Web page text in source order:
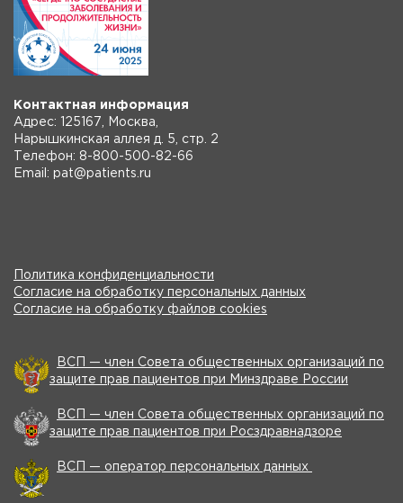
Контактная информация
Адрес: 125167, Москва,
Нарышкинская аллея д. 5, стр. 2
Телефон: 8-800-500-82-66
Email: pat@patients.ru
Политика конфиденциальности
Согласие на обработку персональных данных
Согласие на обработку файлов cookies
ВСП — член Совета общественных организаций по
защите прав пациентов при Минздраве России
ВСП — член Совета общественных организаций по
защите прав пациентов при Росздравнадзоре
ВСП — оператор персональных данных